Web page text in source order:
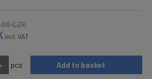
CZK
incl. VAT
pcs Add to basket